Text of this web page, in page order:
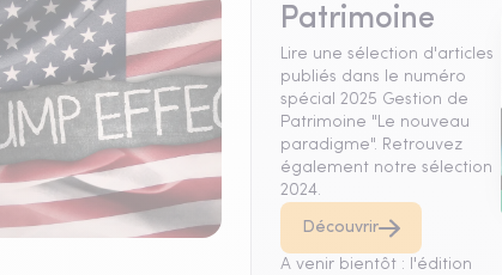
Patrimoine
Lire une sélection d'articles
publiés dans le numéro
spécial 2025 Gestion de
Patrimoine "Le nouveau
paradigme". Retrouvez
également notre sélection
2024.
Découvrir
A venir bientôt : l'édition